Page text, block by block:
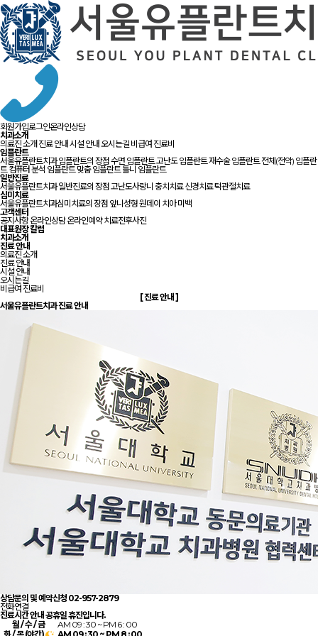
회원가입로그인온라인상담
치과소개
의료진 소개 진료 안내 시설 안내 오시는길 비급여 진료비
임플란트
서울유플란트치과 임플란트의 장점수면 임플란트고난도 임플란트재수술 임플란트 전체(전악) 임플란
트 컴퓨터 분석 임플란트 맞춤 임플란트 틀니 임플란트
일반진료
서울유플란트치과 일반진료의 장점고난도사랑니 충치치료 신경치료턱관절치료
심미치료
서울유플란트치과심미치료의 장점 앞니성형원데이 치아 미백
고객센터
공지사항온라인상담온라인예약 치료전후사진
대표원장 칼럼
치과소개
진료 안내
의료진 소개
진료 안내
시설 안내
오시는길
비급여 진료비
[진료안내 ]
서울유플란트치과 진료 안내
상담문의 및 예약신청02-957-2879
전화연결
진료시간 안내 공휴일 휴진입니다.
월 / 수 / 금
AM 09 : 30 ~ PM 6 : 00